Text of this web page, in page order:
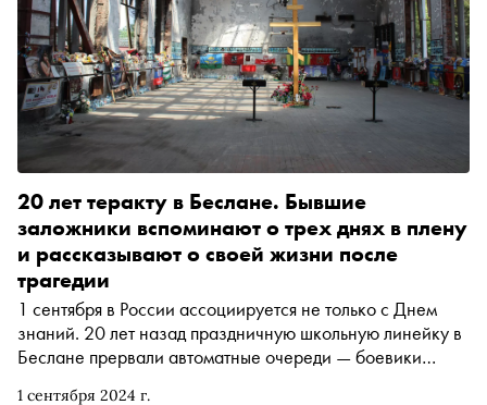
1 сентября 2024 г.
20 лет теракту в Беслане. Бывшие
заложники вспоминают о трех днях в плену
и рассказывают о своей жизни после
трагедии
1 сентября в России ассоциируется не только с Днем
знаний. 20 лет назад праздничную школьную линейку в
Беслане прервали автоматные очереди — боевики